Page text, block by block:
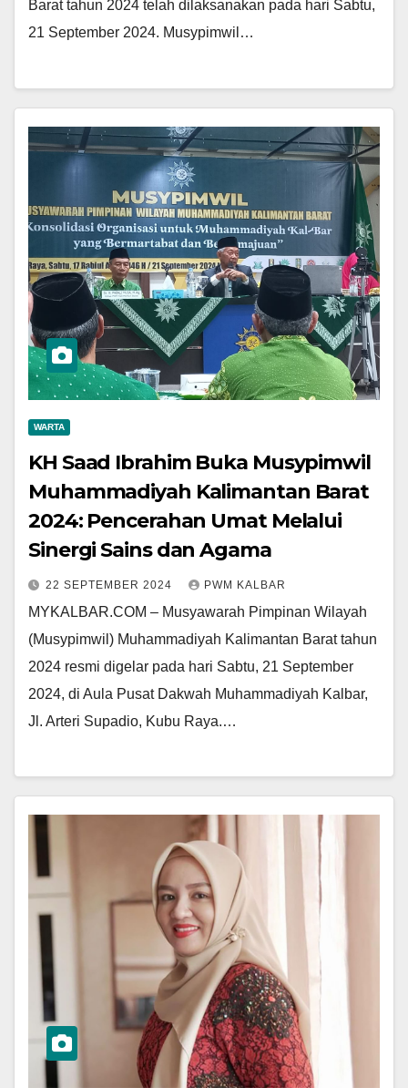
Barat tahun 2024 telah dilaksanakan pada hari Sabtu,
21 September 2024. Musypimwil…
WARTA
KH Saad Ibrahim Buka Musypimwil
Muhammadiyah Kalimantan Barat
2024: Pencerahan Umat Melalui
Sinergi Sains dan Agama
22 SEPTEMBER 2024 PWM KALBAR
MYKALBAR.COM – Musyawarah Pimpinan Wilayah
(Musypimwil) Muhammadiyah Kalimantan Barat tahun
2024 resmi digelar pada hari Sabtu, 21 September
2024, di Aula Pusat Dakwah Muhammadiyah Kalbar,
Jl. Arteri Supadio, Kubu Raya.…